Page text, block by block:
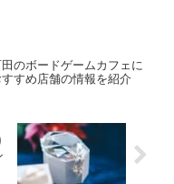
田のボードゲームカフェに
すめ店舗の情報を紹介